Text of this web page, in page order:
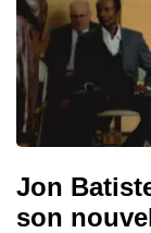
Jon
son